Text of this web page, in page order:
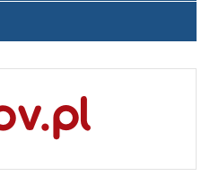
się szczegółowe omówienia
publicznej oraz przepisy